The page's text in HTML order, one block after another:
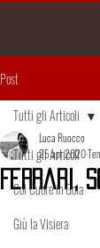
Post
Tutti gli Articoli
Col Cuore in Gola
Giù la Visiera
Tutti gli Articoli
Ferrari,
Luca Ruocco
25 apr 2020